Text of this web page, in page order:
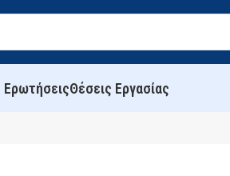
ΕρωτήσειςΘέσεις Εργασίας